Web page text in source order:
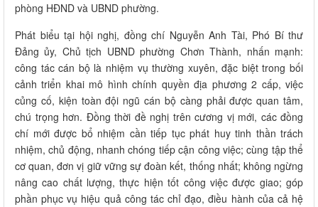
phòng HĐND và UBND phường.
Phát biểu tại hội nghị, đồng chí Nguyễn Anh Tài, Phó Bí thư
Đảng ủy, Chủ tịch UBND phường Chơn Thành, nhấn mạnh:
công tác cán bộ là nhiệm vụ thường xuyên, đặc biệt trong bối
cảnh triển khai mô hình chính quyền địa phương 2 cấp, việc
củng cố, kiện toàn đội ngũ cán bộ càng phải được quan tâm,
chú trọng hơn. Đồng thời đề nghị trên cương vị mới, các đồng
chí mới được bổ nhiệm cần tiếp tục phát huy tinh thần trách
nhiệm, chủ động, nhanh chóng tiếp cận công việc; cùng tập thể
cơ quan, đơn vị giữ vững sự đoàn kết, thống nhất; không ngừng
nâng cao chất lượng, thực hiện tốt công việc được giao; góp
phần phục vụ hiệu quả công tác chỉ đạo, điều hành của cả hệ